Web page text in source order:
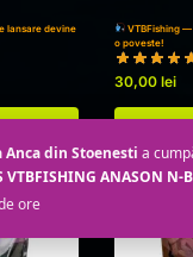
lansare devine
VTBFishing
o poveste!
30,00 lei
Anca din Stoenesti a
VTBFISHING ANASON N-
ore